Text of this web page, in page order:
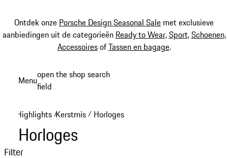
Ontdek onze Porsche Design Seasonal Sale met exclusieve
aanbiedingen uit de categorieën Ready to Wear,Sport,Schoenen,
AccessoiresofTassen en bagage.
Menuopen the shop search
field
Highlights /Kerstmis / Horloges
Horloges
Filter